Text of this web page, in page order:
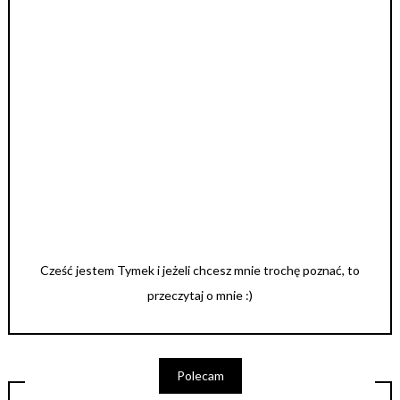
Cześć jestem Tymek i jeżeli chcesz mnie trochę poznać, to
przeczytaj o mnie :)
Polecam